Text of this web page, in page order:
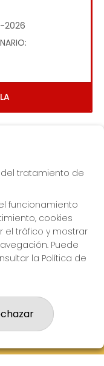
2026
Suerte!
del tratamiento de
funcionamiento
cookies
el tráfico y mostrar
Puede
la Política de